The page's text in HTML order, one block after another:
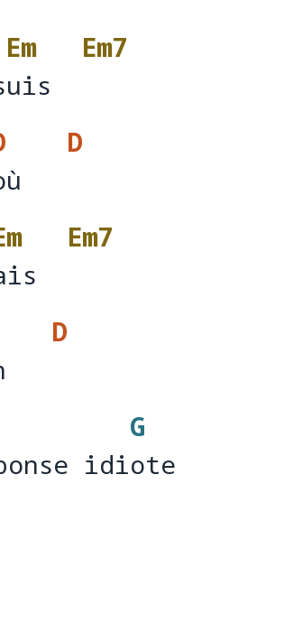
Em
uis
Em7
D
Em7
D
idi
G
ote
idiote